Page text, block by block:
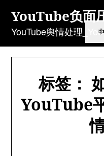
content
YouTube负面
YouTube舆情处理
标签：
YouTube